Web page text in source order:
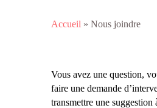
Accueil » Nous joindre
Vous avez une question,
faire une demande
transmettre une suggestion